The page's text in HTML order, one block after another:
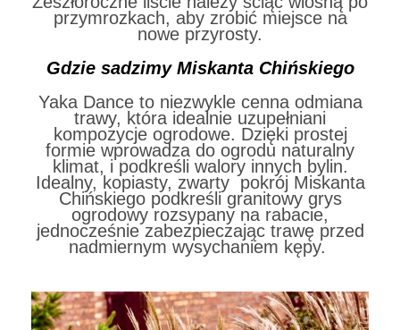
przymrozkach, aby zrobić miejsce na
nowe przyrosty.
Gdzie sadzimy Miskanta Chińskiego
Yaka Dance to niezwykle cenna odmiana
trawy, która idealnie uzupełniani
kompozycje ogrodowe. Dzięki prostej
formie wprowadza do ogrodu naturalny
klimat, i podkreśli walory innych bylin.
Idealny, kopiasty, zwarty pokrój Miskanta
Chińskiego podkreśli granitowy grys
ogrodowy rozsypany na rabacie,
jednocześnie zabezpieczając trawę przed
nadmiernym wysychaniem kępy.